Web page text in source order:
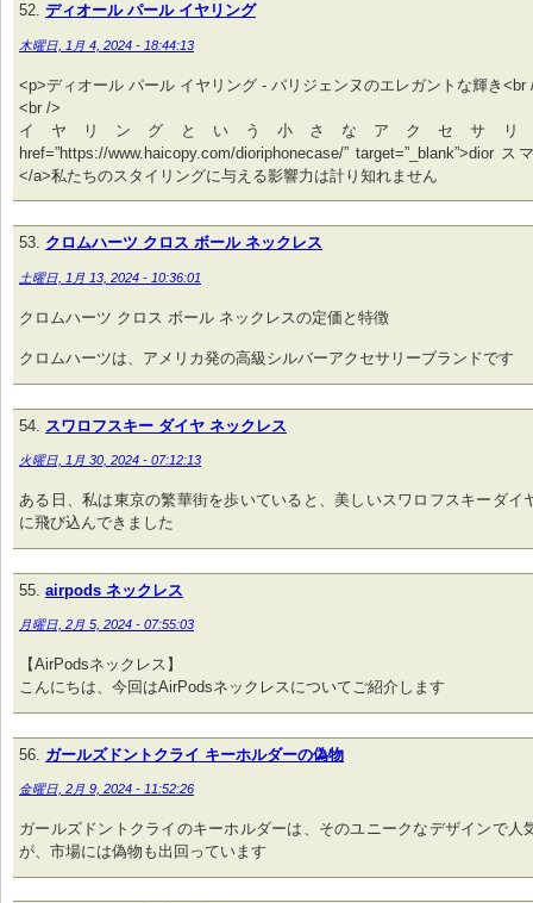
ディオール パール イヤリング
木曜日, 1月 4, 2024 - 18:44:13
<p>ディオール パール イヤリング - パリジェンヌのエレガントな輝き<br
<br />
イヤリングという小さなアクセサリ
href=”https://www.haicopy.com/dioriphonecase/” target=”_blank”>dior
</a>私たちのスタイリングに与える影響力は計り知れません
クロムハーツ クロス ボール ネックレス
土曜日, 1月 13, 2024 - 10:36:01
クロムハーツ クロス ボール ネックレスの定価と特徴
クロムハーツは、アメリカ発の高級シルバーアクセサリーブランドです
スワロフスキー ダイヤ ネックレス
火曜日, 1月 30, 2024 - 07:12:13
ある日、私は東京の繁華街を歩いていると、美しいスワロフスキーダイ
に飛び込んできました
airpods ネックレス
月曜日, 2月 5, 2024 - 07:55:03
【AirPodsネックレス】
こんにちは、今回はAirPodsネックレスについてご紹介します
ガールズドントクライ キーホルダーの偽物
金曜日, 2月 9, 2024 - 11:52:26
ガールズドントクライのキーホルダーは、そのユニークなデザインで人
が、市場には偽物も出回っています